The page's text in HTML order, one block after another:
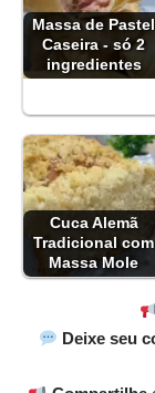
Massa de Pastel
Caseira - só 2
ingredientes
Cuca Alemã
Tradicional com
Massa Mole
Deixe seu